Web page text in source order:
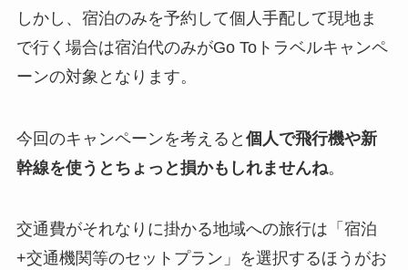
しかし、宿泊のみを予約して個人手配して現地ま
で行く場合は宿泊代のみがGo Toトラベルキャンペ
ーンの対象となります。
今回のキャンペーンを考えると 個人で飛行機や新
幹線を使うとちょっと損かもしれませんね。
交通費がそれなりに掛かる地域への旅行は「宿泊
+交通機関等のセットプラン」を選択するほうがお